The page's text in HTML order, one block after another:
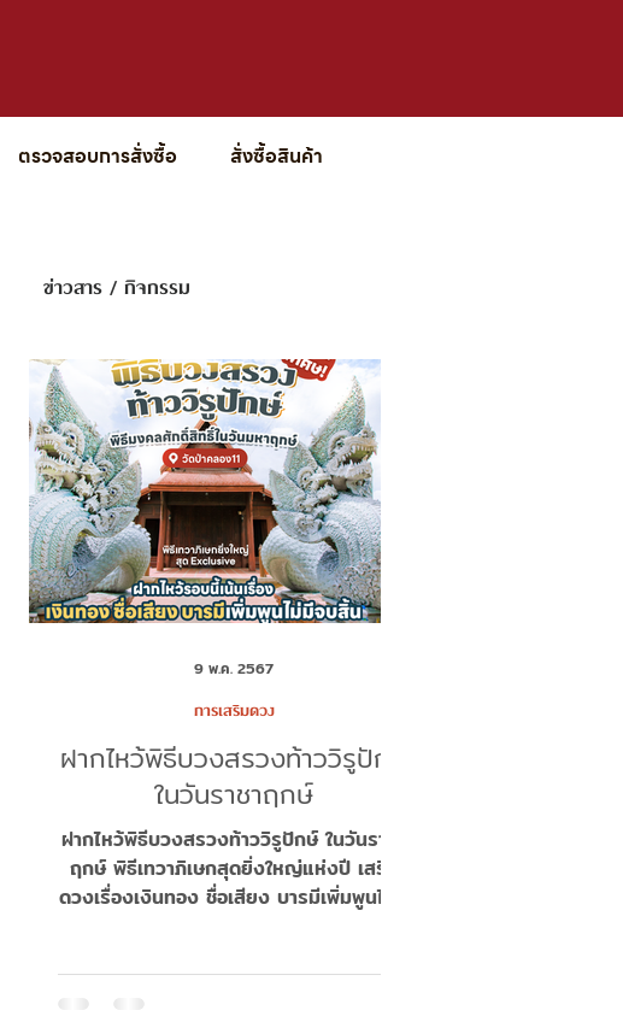
ตรวจสอบการสั่งซื้อ สั่งซื้อสินค้า
ข่าวสาร / กิจกรรม
ฝากไหว้พิธีบวงสรวงท้าววิรูปักษ์
ในวันราชาฤกษ์
ฝากไหว้พิธีบวงสรวงท้าววิรูปักษ์ ในวันราชา
ฤกษ์ พิธีเทวาภิเษกสุดยิ่งใหญ่แห่งปี เสริม
ดวงเรื่องเงินทอง ชื่อเสียง บารมีเพิ่มพูนไม่มี
การเสริมดวง
9 พ.ค. 2567